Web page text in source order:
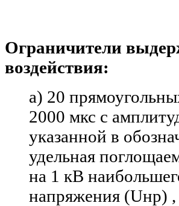
Ограничители
воздействия:
а) 20
2000 мкс с
указанной в
удельная
на 1 кВ
напряжения (Uнр) ,